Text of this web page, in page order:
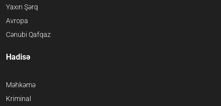
Yaxın Şərq
Avropa
Cənubi Qafqaz
Hadisə
Məhkəmə
Kriminal